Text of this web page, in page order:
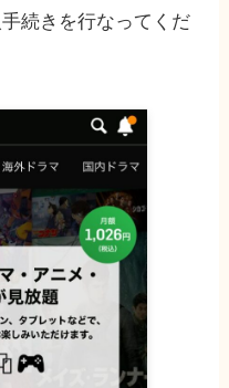
続きを行なってくだ